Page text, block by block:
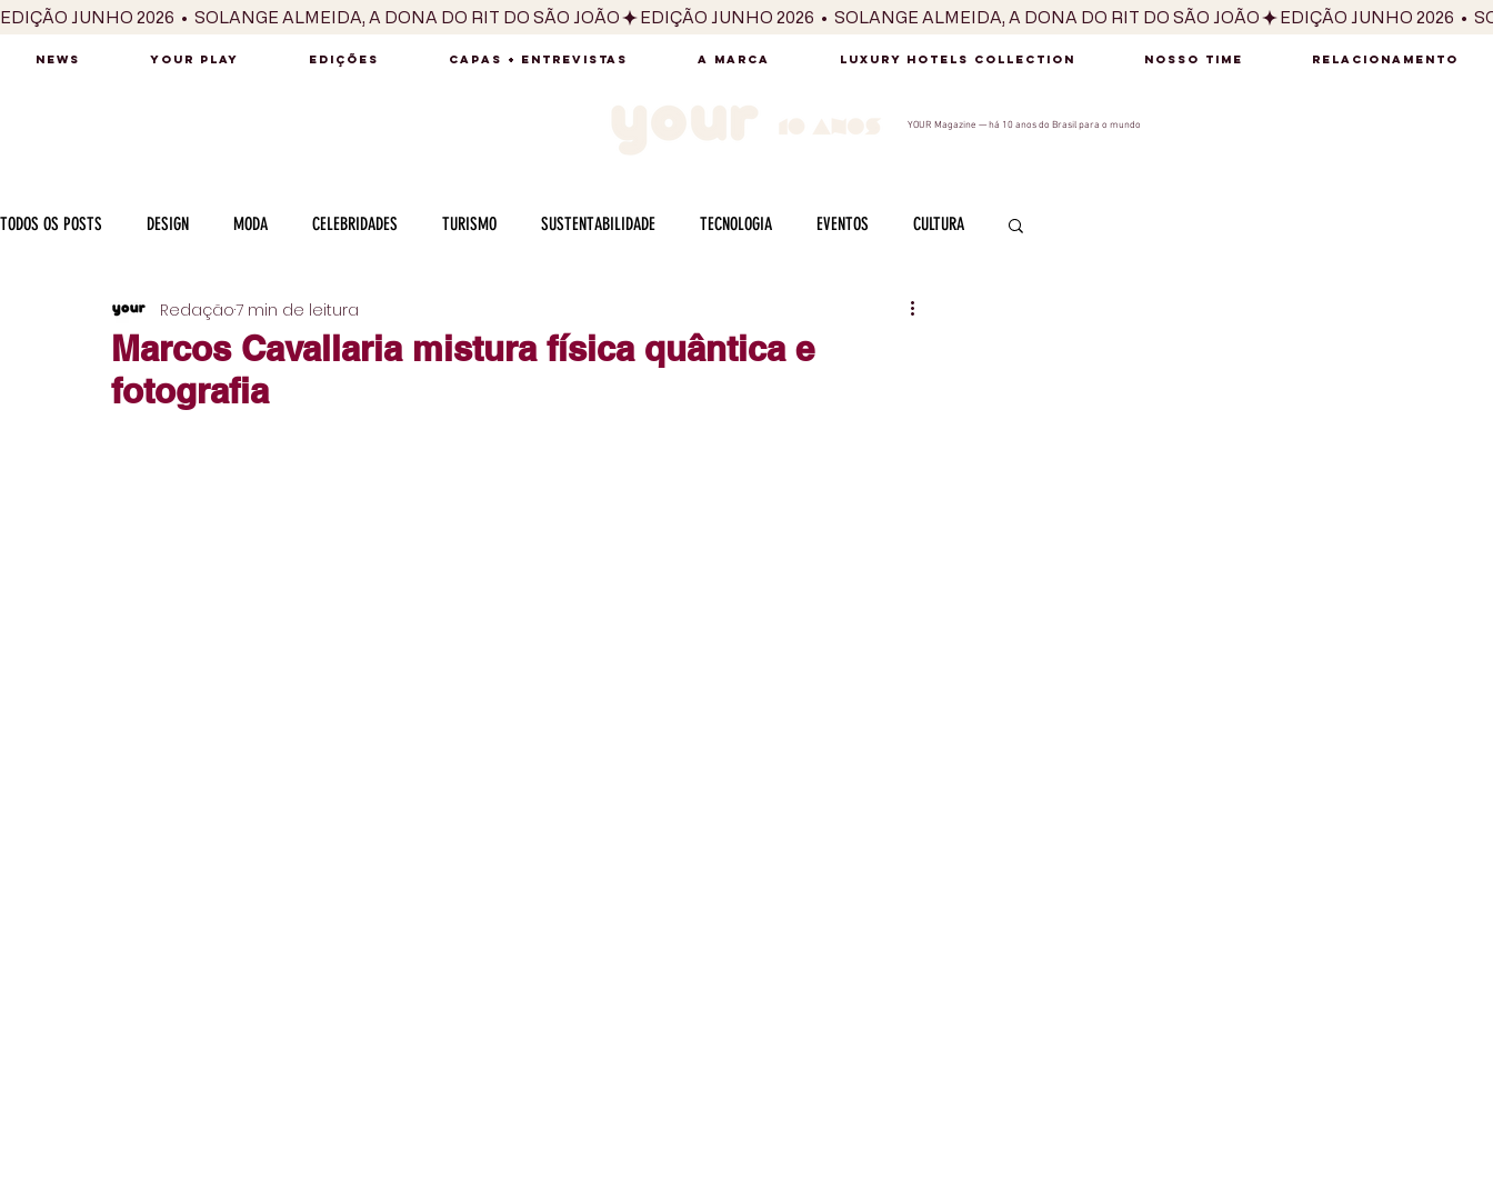
EDIÇÃO JUNHO 2026  •  SOLANGE ALMEIDA, A DONA DO RIT DO SÃO JOÃO
NEWS YOUR PLAY EDIÇÕES CAPAS + ENTREVISTAS A MARCA LUXURY HOTELS COLLECTION NOSSO TIME RELACIONAMENTO
YOUR Magazine — há 10 anos do Brasil para o mundo
TODOS OS POSTS DESIGN MODA CELEBRIDADES TURISMO SUSTENTABILIDADE TECNOLOGIA EVENTOS CULTURA
MÚSICA SÉRIES / TV INTERNACIONAL
CULINÁRIA PESSOAS
Marcos Cavallaria mistura física quântica e
fotografia
Redação7 min de leitura